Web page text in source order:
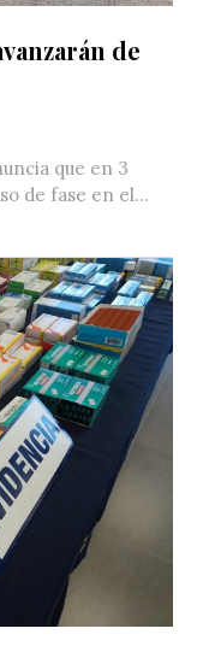
de
que en 3
de fase en el...